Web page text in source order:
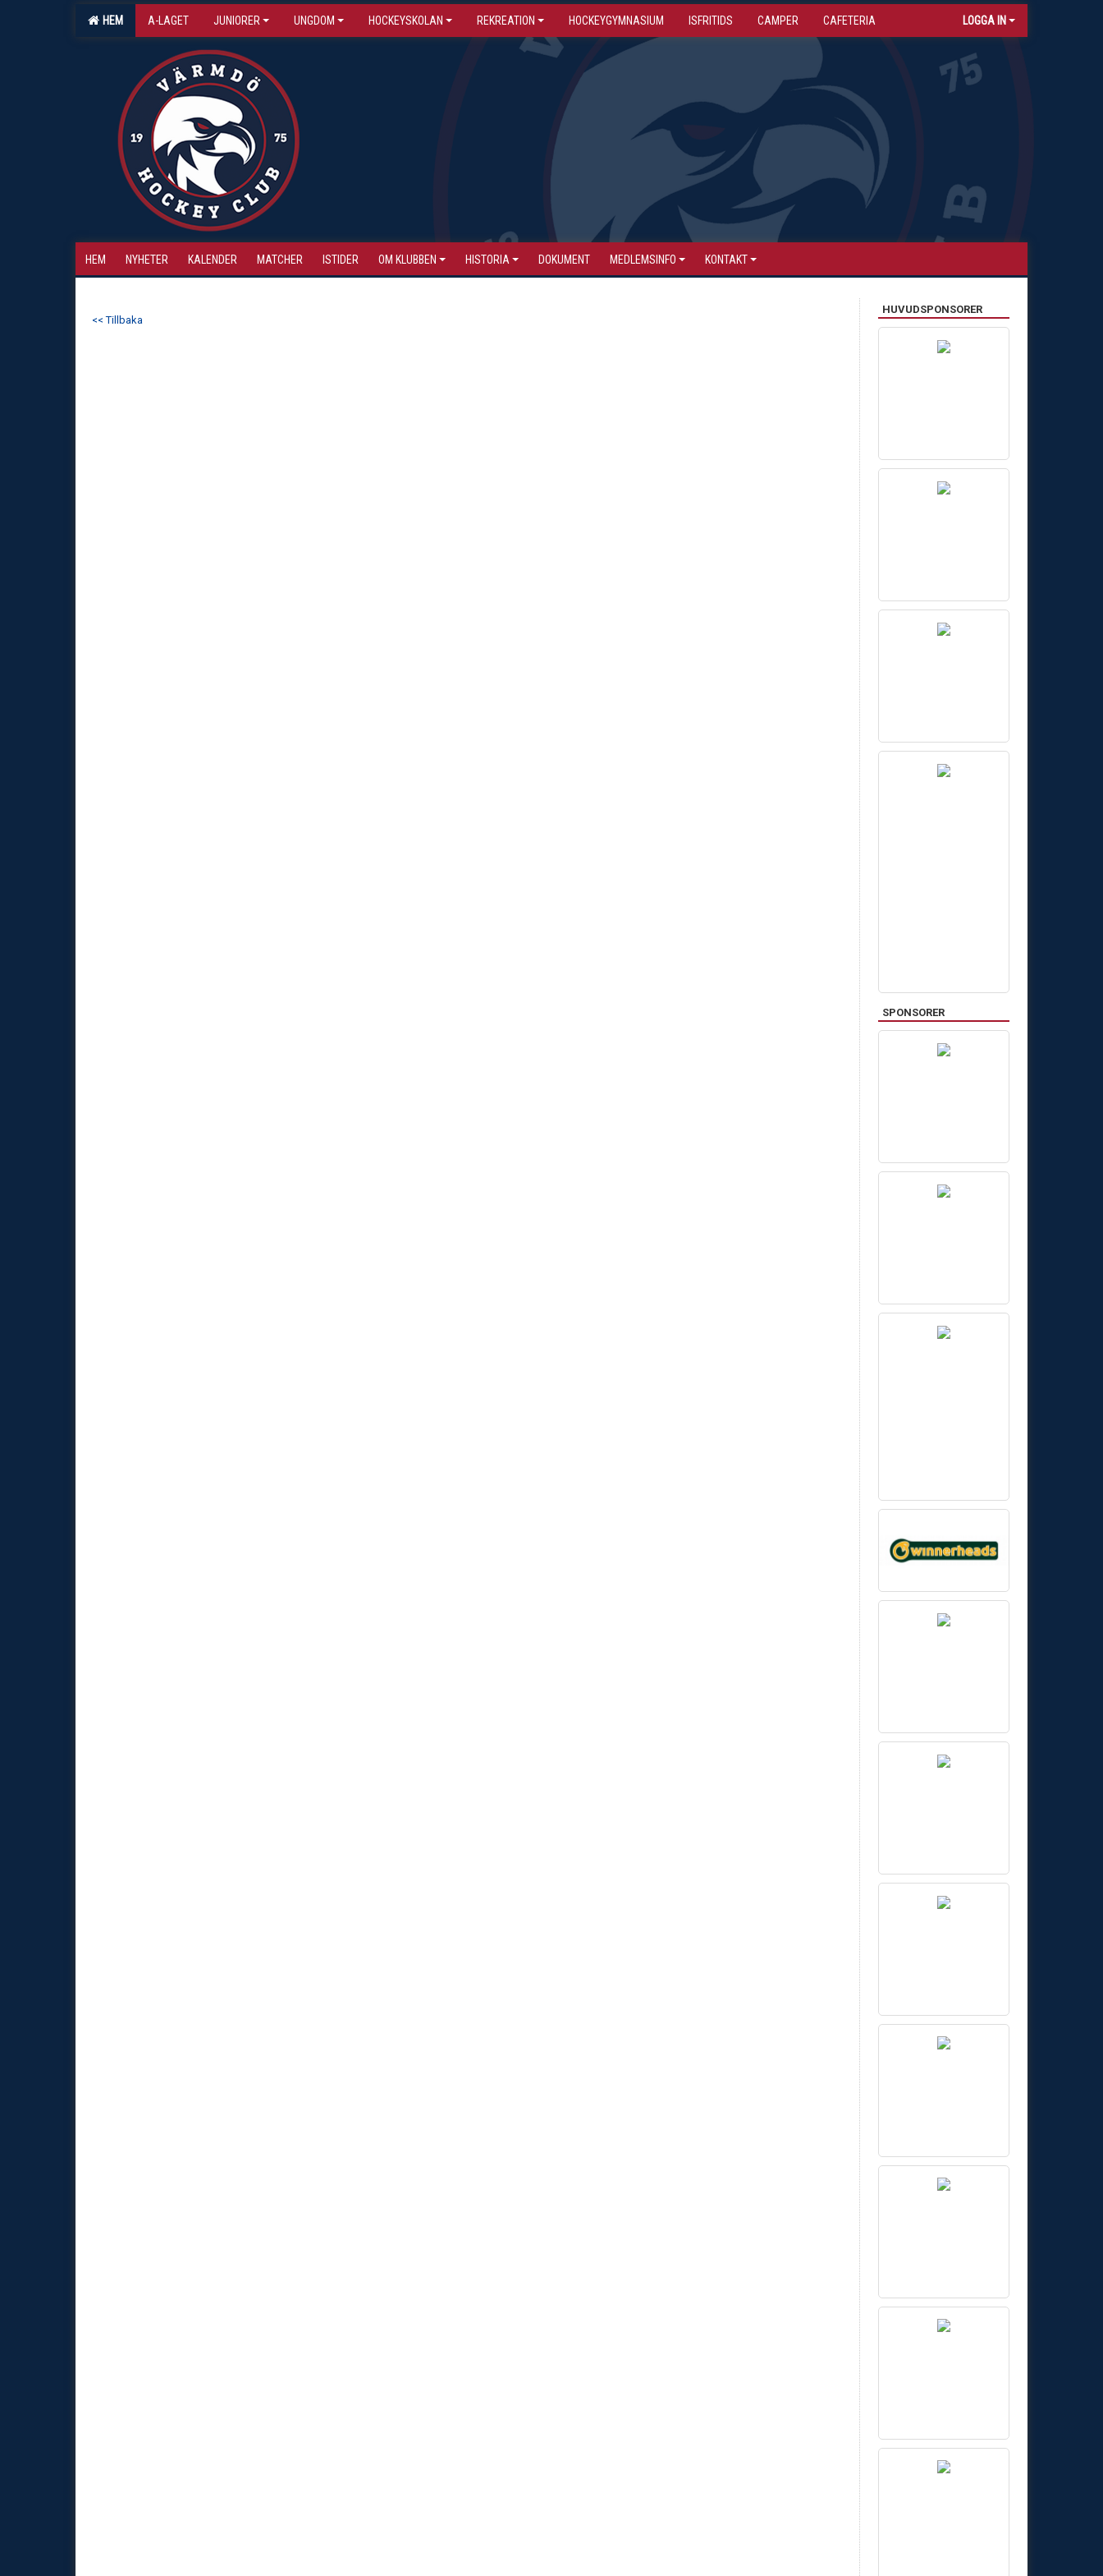
HEM A-LAGET JUNIORER UNGDOM HOCKEYSKOLAN REKREATION HOCKEYGYMNASIUM ISFRITIDS CAMPER CAFETERIA LOGGA IN
HEM NYHETER KALENDER MATCHER ISTIDER OM KLUBBEN HISTORIA DOKUMENT MEDLEMSINFO KONTAKT
<< Tillbaka
HUVUDSPONSORER
SPONSORER